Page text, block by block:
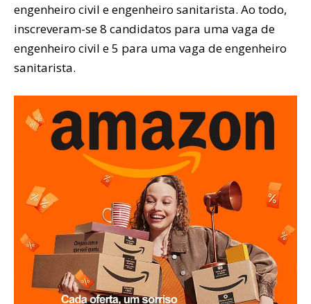
engenheiro civil e engenheiro sanitarista. Ao todo,
inscreveram-se 8 candidatos para uma vaga de
engenheiro civil e 5 para uma vaga de engenheiro
sanitarista.